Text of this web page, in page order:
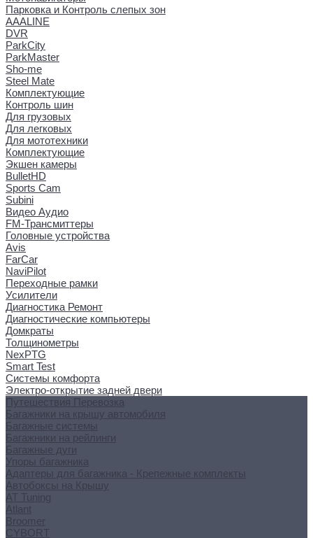
Парковка и Контроль слепых зон
AAALINE
DVR
ParkCity
ParkMaster
Sho-me
Steel Mate
Комплектующие
Контроль шин
Для грузовых
Для легковых
Для мототехники
Комплектующие
Экшен камеры
BulletHD
Sports Cam
Subini
Видео Аудио
FM-Трансмиттеры
Головные устройства
Avis
FarCar
NaviPilot
Переходные рамки
Усилители
Диагностика Ремонт
Диагностические компьютеры
Домкраты
Толщинометры
NexPTG
Smart Test
Системы комфорта
Электро-открытие задней двери
Путешествия Перевозка
Багажники на крышу автомобиля
Багажные системы
Багажники на рейлинги
Багажные дуги
Упоры багажника
Адаптеры для багажника - Крепежные комплекты
Автобоксы на Крышу
AT Tuning
Atlant
Broomer
CYBORT